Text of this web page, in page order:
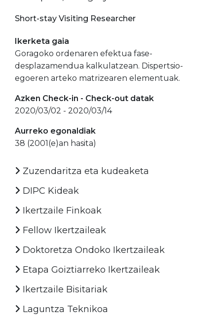
Short-stay Visiting Researcher
Ikerketa gaia
Goragoko ordenaren efektua fase-
desplazamendua kalkulatzean. Dispertsio-
egoeren arteko matrizearen elementuak.
Azken Check-in - Check-out datak
2020/03/02 - 2020/03/14
Aurreko egonaldiak
38 (2001(e)an hasita)
Zuzendaritza eta kudeaketa
DIPC Kideak
Ikertzaile Finkoak
Fellow Ikertzaileak
Doktoretza Ondoko Ikertzaileak
Etapa Goiztiarreko Ikertzaileak
Ikertzaile Bisitariak
Laguntza Teknikoa